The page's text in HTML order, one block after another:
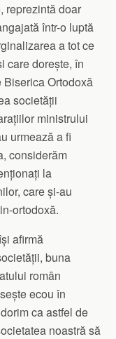
reprezintă doar
într-o luptă
a tot ce
care dorește, în
Ortodoxă
societății
ministrului
urmează a fi
considerăm
la
care și-au
ortodoxă.
afirmă
buna
român
ecou în
ca astfel de
noastră să